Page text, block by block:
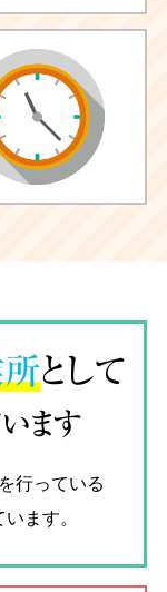
として
ます
行っている
ます。